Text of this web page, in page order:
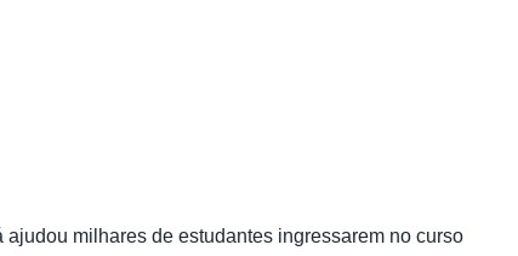
milhares de estudantes ingressarem no curso